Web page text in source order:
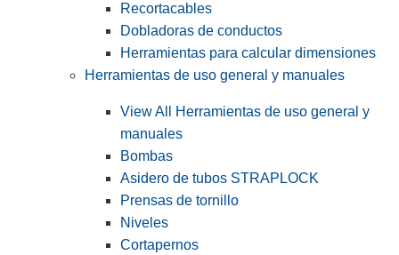
Recortacables
Dobladoras de conductos
Herramientas para calcular dimensiones
Herramientas de uso general y manuales
View All Herramientas de uso general y
manuales
Bombas
Asidero de tubos STRAPLOCK
Prensas de tornillo
Niveles
Cortapernos